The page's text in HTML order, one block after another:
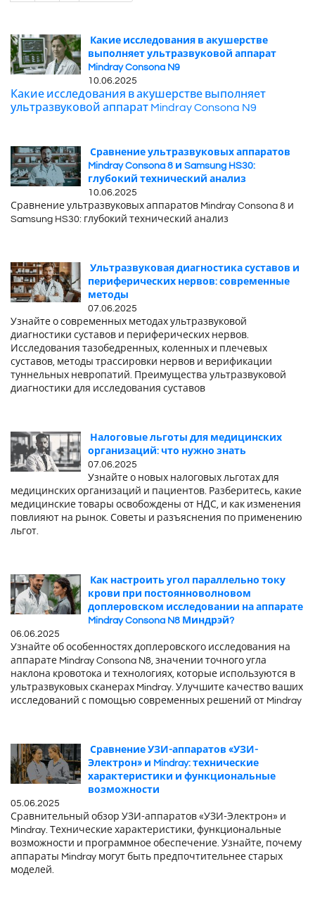
Какие исследования в акушерстве
выполняет ультразвуковой аппарат
Mindray Consona N9
10.06.2025
Какие исследования в акушерстве выполняет
ультразвуковой аппарат Mindray Consona N9
Сравнение ультразвуковых аппаратов
Mindray Consona 8 и Samsung HS30:
глубокий технический анализ
10.06.2025
Сравнение ультразвуковых аппаратов Mindray Consona 8 и
Samsung HS30: глубокий технический анализ
Ультразвуковая диагностика суставов и
периферических нервов: современные
методы
07.06.2025
Узнайте о современных методах ультразвуковой
диагностики суставов и периферических нервов.
Исследования тазобедренных, коленных и плечевых
суставов, методы трассировки нервов и верификации
туннельных невропатий. Преимущества ультразвуковой
диагностики для исследования суставов
Налоговые льготы для медицинских
организаций: что нужно знать
07.06.2025
Узнайте о новых налоговых льготах для
медицинских организаций и пациентов. Разберитесь, какие
медицинские товары освобождены от НДС, и как изменения
повлияют на рынок. Советы и разъяснения по применению
льгот.
Как настроить угол параллельно току
крови при постоянноволновом
доплеровском исследовании на аппарате
Mindray Consona N8 Миндрэй?
06.06.2025
Узнайте об особенностях доплеровского исследования на
аппарате Mindray Consona N8, значении точного угла
наклона кровотока и технологиях, которые используются в
ультразвуковых сканерах Mindray. Улучшите качество ваших
исследований с помощью современных решений от Mindray
Сравнение УЗИ-аппаратов «УЗИ-
Электрон» и Mindray: технические
характеристики и функциональные
возможности
05.06.2025
Сравнительный обзор УЗИ-аппаратов «УЗИ-Электрон» и
Mindray. Технические характеристики, функциональные
возможности и программное обеспечение. Узнайте, почему
аппараты Mindray могут быть предпочтительнее старых
моделей.